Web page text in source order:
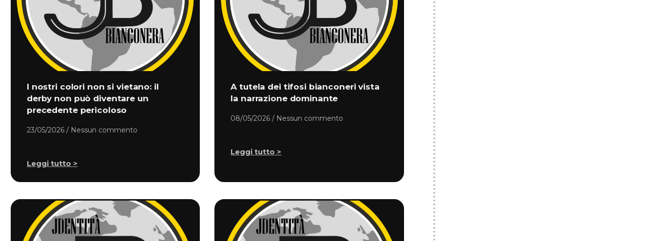
I nostri colori non si vietano: il
derby non può diventare un
precedente pericoloso
23/05/2026 Nessun commento
Leggi tutto >
A tutela dei tifosi bianconeri vista
la narrazione dominante
08/05/2026 Nessun commento
Leggi tutto >